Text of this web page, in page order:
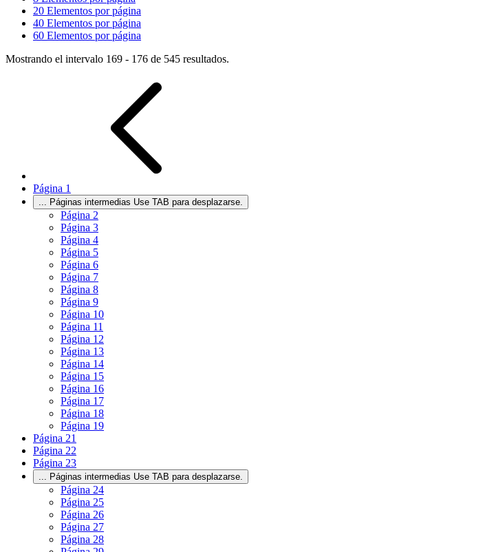
20 Elementos por página
40 Elementos por página
60 Elementos por página
Mostrando el intervalo 169 - 176 de 545 resultados.
Página 1
Páginas intermedias Use TAB para desplazarse.
Página 2
Página 3
Página 4
Página 5
Página 6
Página 7
Página 8
Página 9
Página 10
Página 11
Página 12
Página 13
Página 14
Página 15
Página 16
Página 17
Página 18
Página 19
Página 21
Página 22
Página 23
Páginas intermedias Use TAB para desplazarse.
Página 24
Página 25
Página 26
Página 27
Página 28